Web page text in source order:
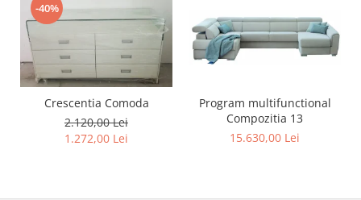
-40%
Crescentia Comoda
2.120,00 Lei
1.272,00 Lei
Program multifunctional
Compozitia 13
15.630,00 Lei